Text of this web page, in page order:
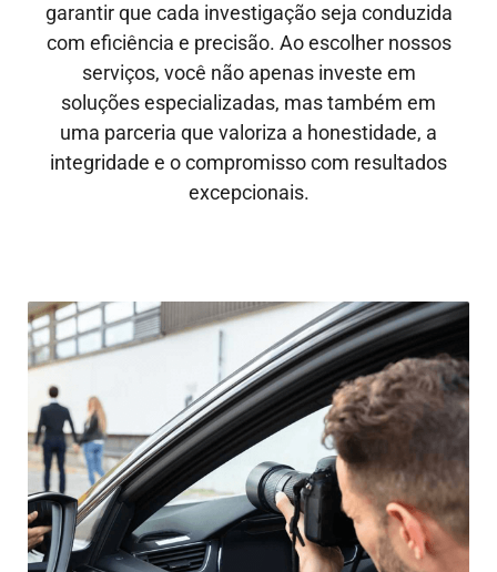
garantir que cada investigação seja conduzida
com eficiência e precisão. Ao escolher nossos
serviços, você não apenas investe em
soluções especializadas, mas também em
uma parceria que valoriza a honestidade, a
integridade e o compromisso com resultados
excepcionais.